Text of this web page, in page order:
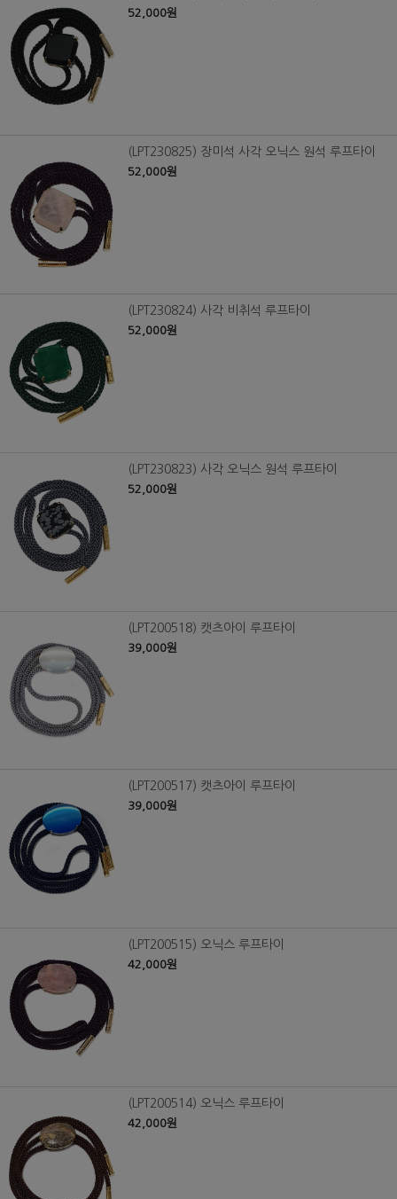
52,000원
(LPT230825) 장미석 사각 오닉스 원석 루프타이
52,000원
(LPT230824) 사각 비취석 루프타이
52,000원
(LPT230823) 사각 오닉스 원석 루프타이
52,000원
(LPT200518) 캣츠아이 루프타이
39,000원
(LPT200517) 캣츠아이 루프타이
39,000원
(LPT200515) 오닉스 루프타이
42,000원
(LPT200514) 오닉스 루프타이
42,000원